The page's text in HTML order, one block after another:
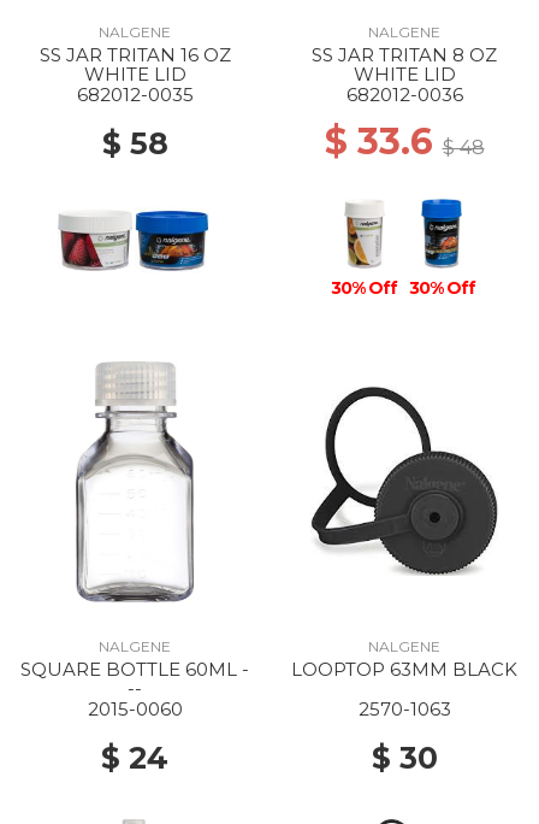
NALGENE
SS JAR TRITAN 16 OZ
WHITE LID
682012-0035
$ 58
NALGENE
SS JAR TRITAN 8 OZ
WHITE LID
682012-0036
$ 33.6$ 48
30% Off 30% Off
NALGENE
SQUARE BOTTLE 60ML -
--
2015-0060
$ 24
NALGENE
LOOPTOP 63MM BLACK
2570-1063
$ 30